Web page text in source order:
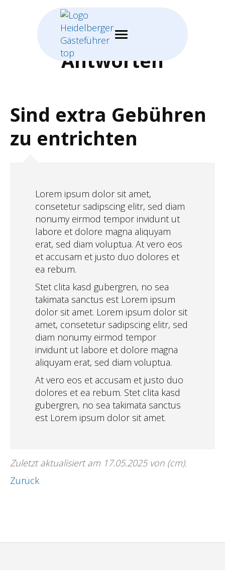
Fragen und
Antworten
Sind extra Gebühren
zu entrichten
Lorem ipsum dolor sit amet,
consetetur sadipscing elitr, sed diam
nonumy eirmod tempor invidunt ut
labore et dolore magna aliquyam
erat, sed diam voluptua. At vero eos
et accusam et justo duo dolores et
ea rebum.
Stet clita kasd gubergren, no sea
takimata sanctus est Lorem ipsum
dolor sit amet. Lorem ipsum dolor sit
amet, consetetur sadipscing elitr, sed
diam nonumy eirmod tempor
invidunt ut labore et dolore magna
aliquyam erat, sed diam voluptua.
At vero eos et accusam et justo duo
dolores et ea rebum. Stet clita kasd
gubergren, no sea takimata sanctus
est Lorem ipsum dolor sit amet.
Zuletzt aktualisiert am 17.05.2025 von (cm).
Zurück